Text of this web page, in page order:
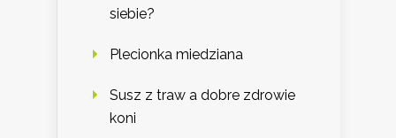
siebie?
Plecionka miedziana
Susz z traw a dobre zdrowie
koni